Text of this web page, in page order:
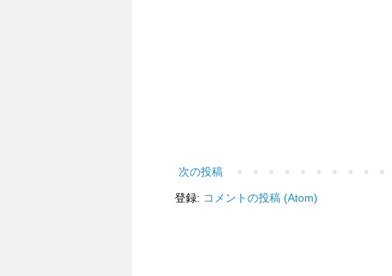
次の投稿
登録: コメントの投稿 (Atom)